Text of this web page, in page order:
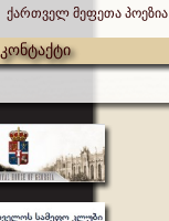
ქართველ მეფეთა პოეზია
კონტაქტი